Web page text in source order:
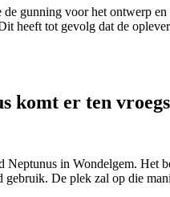
gunning voor het ontwerp
heeft tot gevolg dat de
komt er ten
in Wondelgem. Het
gebruik. De plek zal op die